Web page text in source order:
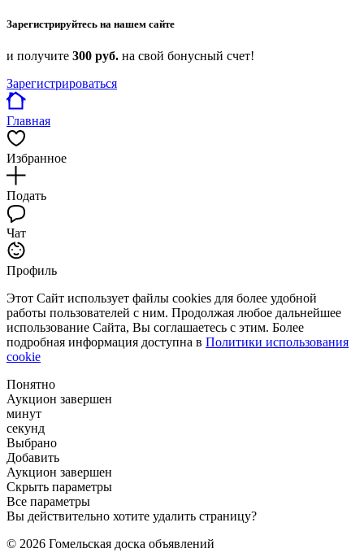
Зарегистрируйтесь на нашем сайте
и получите 300 руб. на свой бонусный счет!
Зарегистрироваться
Главная
Избранное
Подать
Чат
Профиль
Этот Сайт использует файлы cookies для более удобной
работы пользователей с ним. Продолжая любое дальнейшее
использование Сайта, Вы соглашаетесь с этим. Более
подробная информация доступна в Политики использования
cookie
Понятно
Аукцион завершен
минут
секунд
Выбрано
Добавить
Аукцион завершен
Скрыть параметры
Все параметры
Вы действительно хотите удалить страницу?
© 2026 Гомельская доска объявлений